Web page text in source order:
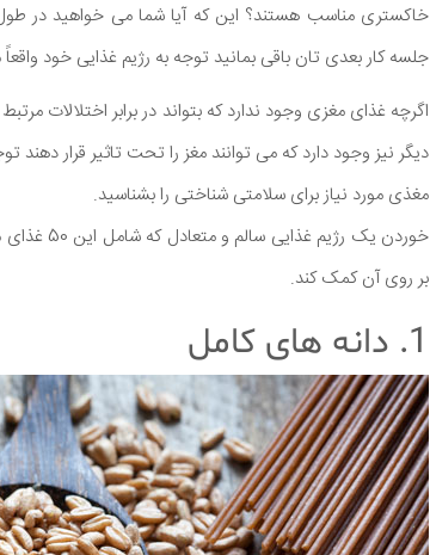
خاکستری مناسب هستند؟ این که آیا شما می خواهید در طول
جلسه کار بعدی تان باقی بمانید توجه به رژیم غذایی خود
اگرچه غذای مغزی وجود ندارد که بتواند در برابر اختلالات
دیگر نیز وجود دارد که می توانند مغز را تحت تاثیر قرار
مغذی مورد نیاز برای سلامتی شناختی را بشناسید.
خوردن
بر روی آن کمک کند.
1. دانه های کامل